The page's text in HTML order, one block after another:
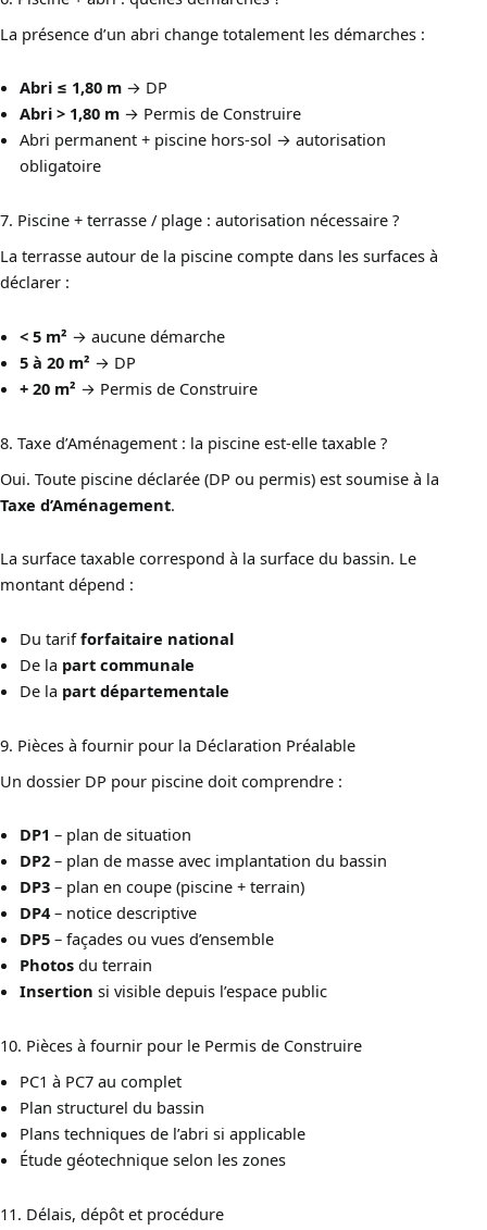
La présence d’un abri change totalement les démarches :
Abri ≤ 1,80 m→ DP
Abri > 1,80 m→ Permis de Construire
Abri permanent + piscine hors-sol → autorisation
obligatoire
7. Piscine + terrasse / plage : autorisation nécessaire ?
La terrasse autour de la piscine compte dans les surfaces à
déclarer :
< 5 m² → aucune démarche
5 à 20 m² → DP
+ 20 m² → Permis de Construire
8. Taxe d’Aménagement : la piscine est-elle taxable ?
Oui. Toute piscine déclarée (DP ou permis) est soumise à la
Taxe d’Aménagement.
La surface taxable correspond à la surface du bassin. Le
montant dépend :
Du tarifforfaitaire national
De la part communale
De la part départementale
9. Pièces à fournir pour la Déclaration Préalable
Un dossier DP pour piscine doit comprendre :
DP1 – plan de situation
DP2– plan de masse avec implantation du bassin
DP3– plan en coupe (piscine + terrain)
DP4– notice descriptive
DP5– façades ou vues d’ensemble
Photosdu terrain
Insertion si visible depuis l’espace public
10. Pièces à fournir pour le Permis de Construire
PC1 à PC7 au complet
Plan structurel du bassin
Plans techniques de l’abri si applicable
Étude géotechnique selon les zones
11. Délais, dépôt et procédure